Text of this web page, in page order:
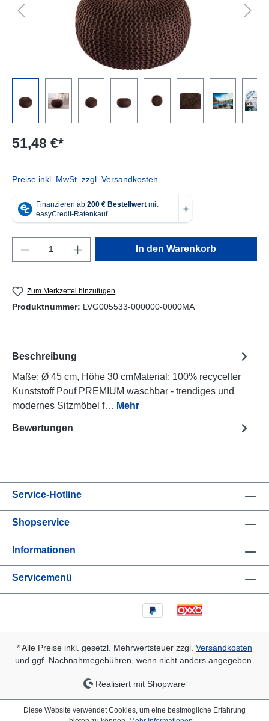
51,48 €*
Preise inkl. MwSt. zzgl. Versandkosten
Produkt Anzahl: Gib den gewünschten
In den Warenkorb
Zum Merkzettel hinzufügen
Produktnummer: LVG005533-000000-0000MA
Beschreibung
Maße: Ø 45 cm, Höhe 30 cmMaterial: 100% recycelter
Kunststoff Pouf PREMIUM waschbar - trendiges und
modernes Sitzmöbel f… Mehr
Bewertungen
Service-Hotline
Shopservice
Informationen
Servicemenü
* Alle Preise inkl. gesetzl. Mehrwertsteuer zzgl. Versandkosten
und ggf. Nachnahmegebühren, wenn nicht anders angegeben.
Realisiert mit Shopware
Diese Website verwendet Cookies, um eine bestmögliche Erfahrung